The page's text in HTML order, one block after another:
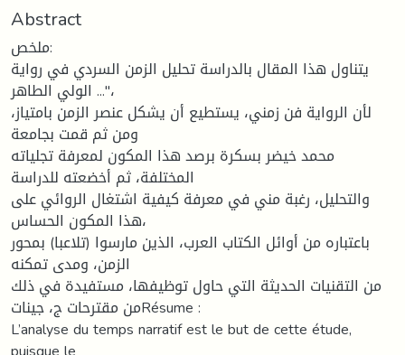
Abstract
ملخص:
يتناول هذا المقال بالدراسة تحليل الزمن السردي في رواية
الولي الطاهر ..."،
لأن الرواية فن زمني، يستطيع أن يشكل عنصر الزمن بامتياز،
ومن ثم قمت بجامعة
محمد خيضر بسكرة برصد هذا المكون لمعرفة تجلياته
المختلفة، ثم أخضعته للدراسة
والتحليل، رغبة مني في معرفة كيفية اشتغال الروائي على
هذا المكون الحساس،
باعتباره من أوائل الكتاب العرب، الذين مارسوا (تلاعبا) بمحور
الزمن، ومدى تمكنه
من التقنيات الحديثة التي حاول توظيفها، مستفيدة في ذلك
من مقترحات ج، جيناتRésume :
L’analyse du temps narratif est le but de cette étude,